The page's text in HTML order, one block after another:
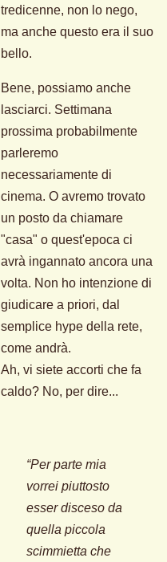
tredicenne, non lo nego,
ma anche questo era il suo
bello.
Bene, possiamo anche
lasciarci. Settimana
prossima probabilmente
parleremo
necessariamente di
cinema. O avremo trovato
un posto da chiamare
"casa" o quest'epoca ci
avrà ingannato ancora una
volta. Non ho intenzione di
giudicare a priori, dal
semplice hype della rete,
come andrà.
Ah, vi siete accorti che fa
caldo? No, per dire...
“Per parte mia
vorrei piuttosto
esser disceso da
quella piccola
scimmietta che